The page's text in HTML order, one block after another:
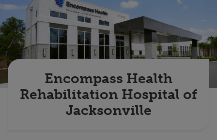
Buscar un centro
Inversores
Empleos
Pagar mi facturaEncompass Health
Rehabilitation Hospital of
Jacksonville